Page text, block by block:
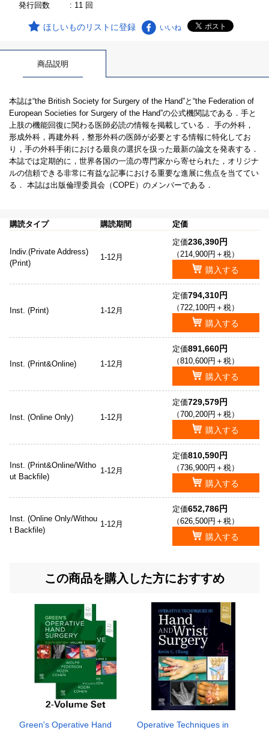
発行回数
: 11 回
ほしいものリストに登録 いいね
商品説明
本誌は“the British Society for Surgery of the Hand”と“the Federation of
European Societies for Surgery of the Hand”の公式機関誌である．手と
上肢の機能回復に関わる医師必読の情報を掲載している． 手の外科，
形成外科，再建外科，整形外科の医師が必要とする情報に特化してお
り，手の外科手術における最良の選択を扱った最新の論文を発表する．
本誌では定期的に，世界各国の一流の専門家から寄せられた，オリジナ
ルの信頼できる非常に有益な記事における重要な進展に焦点を当ててい
る． 本誌は出版倫理委員会（COPE）のメンバーである．
購読タイプ 購読期間 定価
Indiv.(Private Address)
(Print)
1-12月
定価236,390円
（214,900円＋税）
購入する
Inst. (Print) 1-12月
定価794,310円
（722,100円＋税）
購入する
Inst. (Print&Online) 1-12月
定価891,660円
（810,600円＋税）
購入する
Inst. (Online Only) 1-12月
定価729,579円
（700,200円＋税）
購入する
Inst. (Print&Online/Witho
ut Backfile)
1-12月
定価810,590円
（736,900円＋税）
購入する
Inst. (Online Only/Withou
t Backfile)
1-12月
定価652,786円
（626,500円＋税）
購入する
この商品を購入した方におすすめ
Green's Operative Hand
Operative Techniques in